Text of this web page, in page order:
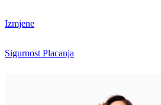
Izmjene
Sigurnost Placanja